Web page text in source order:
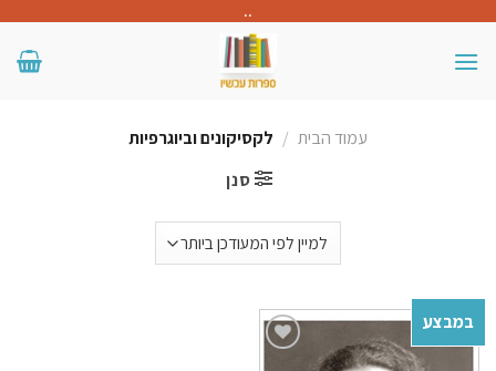
content
..
עמוד הבית / לקסיקונים וביוגרפיות
סנן
במבצע